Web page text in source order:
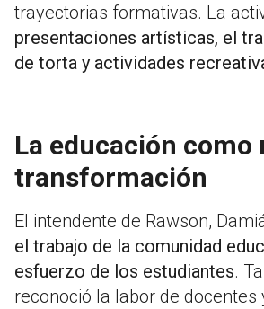
trayectorias formativas. La
presentaciones artísticas, el
de torta y actividades
La educación como
transformación
El intendente de Rawson,
el trabajo de la comunidad
esfuerzo de los estudiantes.
reconoció la labor de docentes